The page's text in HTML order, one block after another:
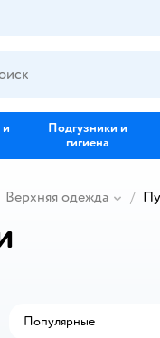
Подгузники и
гигиена
Верхняя одежда
Популярные